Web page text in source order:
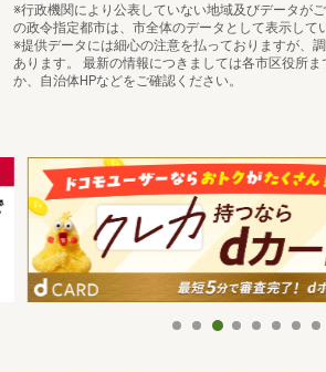
※行政機関により公表していない地域及びデータが
の政令指定都市は、市全体のデータとして表示して
※提供データには細心の注意を払っておりますが、
あります。 最新の情報につきましては各市区役所ま
か、自治体HPなどをご確認ください。